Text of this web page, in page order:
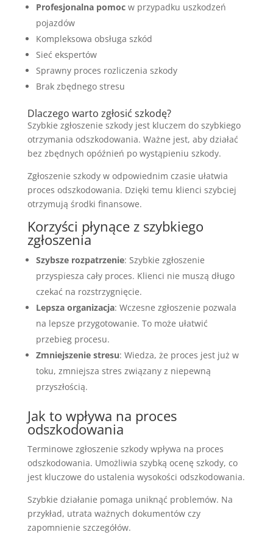
Profesjonalna pomocw przypadku uszkodzeń
pojazdów
Kompleksowa obsługa szkód
Sieć ekspertów
Sprawny proces rozliczenia szkody
Brak zbędnego stresu
Dlaczego warto zgłosić szkodę?
Szybkie zgłoszenie szkody jest kluczem do szybkiego
otrzymania odszkodowania. Ważne jest, aby działać
bez zbędnych opóźnień po wystąpieniu szkody.
Zgłoszenie szkody w odpowiednim czasie ułatwia
proces odszkodowania. Dzięki temu klienci szybciej
otrzymują środki finansowe.
Korzyści płynące z szybkiego
zgłoszenia
Szybsze rozpatrzenie: Szybkie zgłoszenie
przyspiesza cały proces. Klienci nie muszą długo
czekać na rozstrzygnięcie.
Lepsza organizacja: Wczesne zgłoszenie pozwala
na lepsze przygotowanie. To może ułatwić
przebieg procesu.
Zmniejszenie stresu: Wiedza, że proces jest już w
toku, zmniejsza stres związany z niepewną
przyszłością.
Jak to wpływa na proces
odszkodowania
Terminowe zgłoszenie szkody wpływa na proces
odszkodowania. Umożliwia szybką ocenę szkody, co
jest kluczowe do ustalenia wysokości odszkodowania.
Szybkie działanie pomaga uniknąć problemów. Na
przykład, utrata ważnych dokumentów czy
zapomnienie szczegółów.